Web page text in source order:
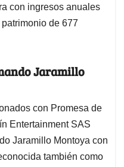
con ingresos anuales
de 677
Jaramillo
con Promesa de
Entertainment SAS
Jaramillo Montoya con
también como